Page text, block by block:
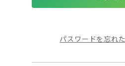
パスワードを忘れ